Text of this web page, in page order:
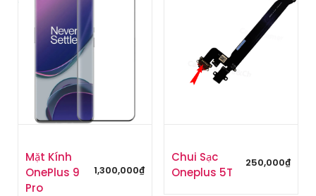
Mặt Kính
OnePlus 9
Pro
1,300,000₫
Chui Sạc
Oneplus 5T
250,000₫